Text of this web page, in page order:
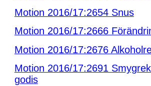
Motion 2016/17:2654 Snus
Motion 2016/17:2666
Motion 2016/17:2676
Motion 2016/17:2691
godis